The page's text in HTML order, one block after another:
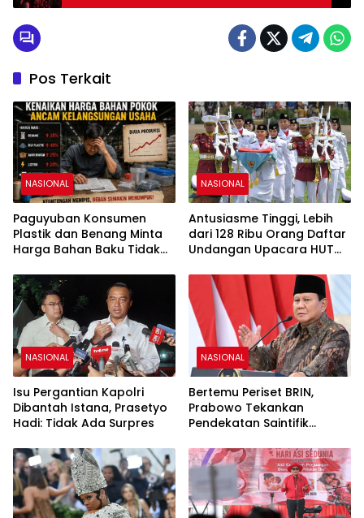
Pos Terkait
NASIONAL
Paguyuban Konsumen
Plastik dan Benang Minta
Harga Bahan Baku Tidak
NASIONAL
Antusiasme Tinggi, Lebih
dari 128 Ribu Orang Daftar
Undangan Upacara HUT
NASIONAL
Isu Pergantian Kapolri
Dibantah Istana, Prasetyo
Hadi: Tidak Ada Surpres
NASIONAL
Bertemu Periset BRIN,
Prabowo Tekankan
Pendekatan Saintifik
Bangsa